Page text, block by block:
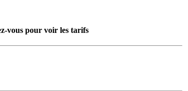
vous pour voir les tarifs